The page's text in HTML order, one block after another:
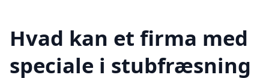
Hvad kan et firma med
speciale i stubfræsning